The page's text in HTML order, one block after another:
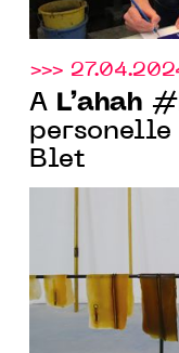
>>>
À L’ahah
personelle
Blet